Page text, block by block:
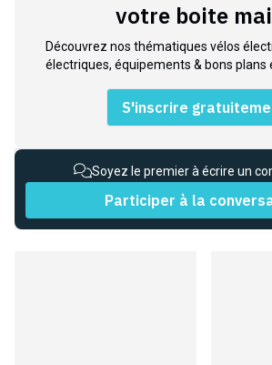
votre boite
Découvrez nos thématiques vélos
électriques, équipements & bons plans
S'inscrire
Soyez le premier à écrire un
Participer à la